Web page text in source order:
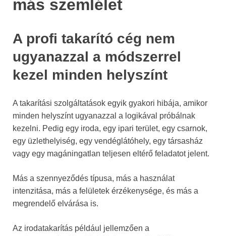
más szemlélet
A profi takarító cég nem
ugyanazzal a módszerrel
kezel minden helyszínt
A takarítási szolgáltatások egyik gyakori hibája, amikor
minden helyszínt ugyanazzal a logikával próbálnak
kezelni. Pedig egy iroda, egy ipari terület, egy csarnok,
egy üzlethelyiség, egy vendéglátóhely, egy társasház
vagy egy magáningatlan teljesen eltérő feladatot jelent.
Más a szennyeződés típusa, más a használat
intenzitása, más a felületek érzékenysége, és más a
megrendelő elvárása is.
Az irodatakarítás például jellemzően a